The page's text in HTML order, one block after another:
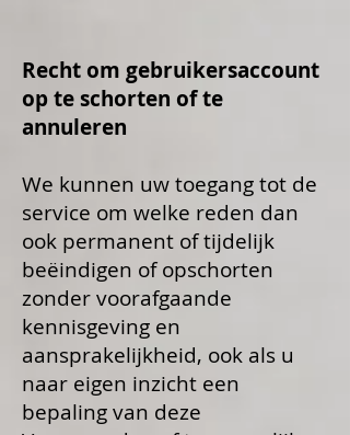
Recht om gebruikersaccount
op te schorten of te
annuleren
We kunnen uw toegang tot de
service om welke reden dan
ook permanent of tijdelijk
beëindigen of opschorten
zonder voorafgaande
kennisgeving en
aansprakelijkheid, ook als u
naar eigen inzicht een
bepaling van deze